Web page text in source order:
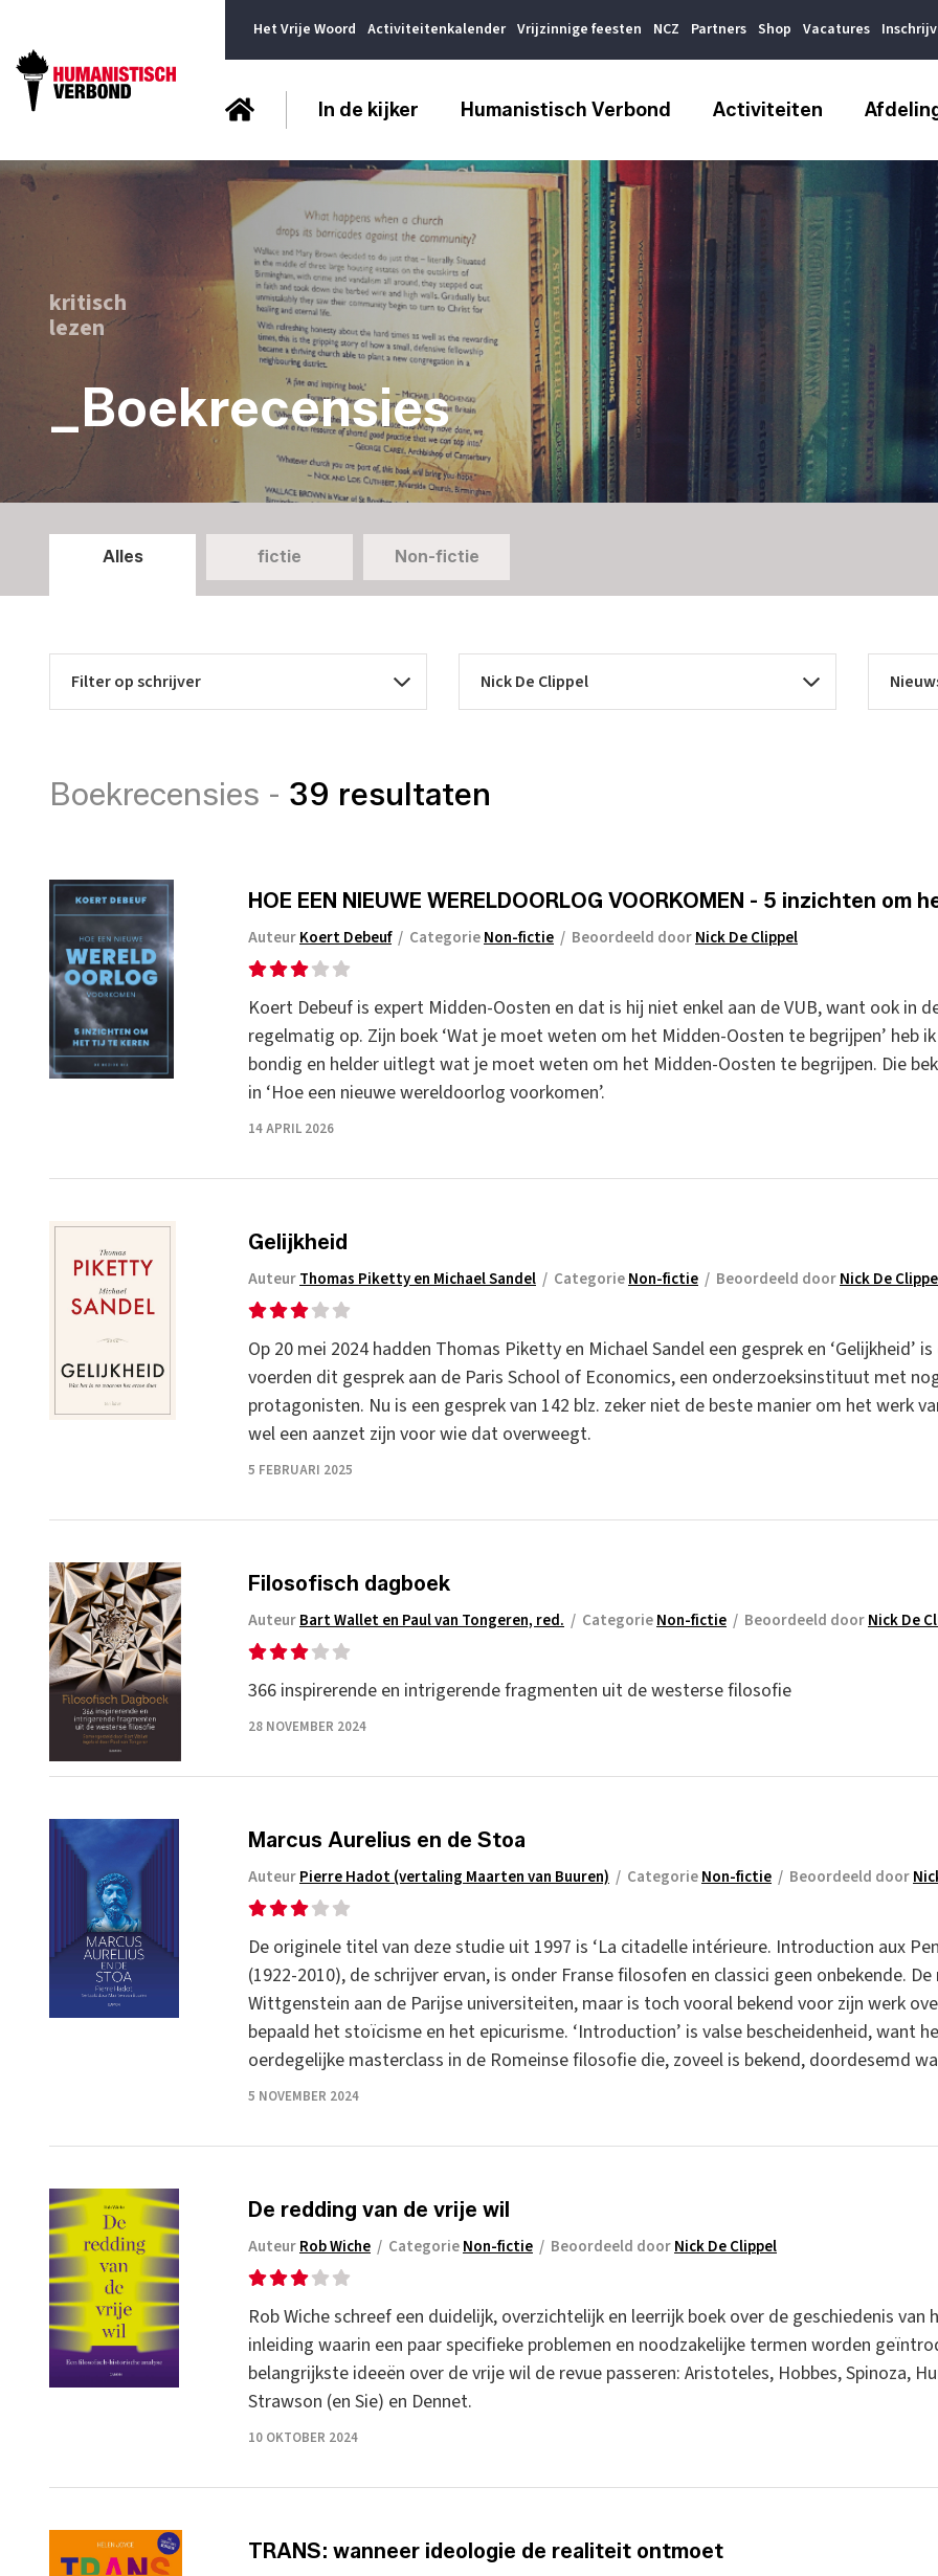
Het Vrije Woord Activiteitenkalender Vrijzinnige feesten NCZ Partners Shop Vacatures
In de kijker Humanistisch Verbond Activiteiten
kritisch
lezen
_Boekrecensies
Alles fictie Non-fictie
Boekrecensies - 39 resultaten
HOE EEN NIEUWE WERELDOORLOG VOORKOMEN - 5 inzichten om
AuteurKoert Debeuf/ CategorieNon-fictie / Beoordeeld doorNick De Clippel
Koert Debeuf is expert Midden-Oosten en dat is hij niet enkel aan de VUB, want ook in
regelmatig op. Zijn boek ‘Wat je moet weten om het Midden-Oosten te begrijpen’ heb
bondig en helder uitlegt wat je moet weten om het Midden-Oosten te begrijpen. Die
in ‘Hoe een nieuwe wereldoorlog voorkomen’.
14 APRIL 2026
Gelijkheid
AuteurThomas Piketty en Michael Sandel / CategorieNon-fictie / Beoordeeld doorNick De
Op 20 mei 2024 hadden Thomas Piketty en Michael Sandel een gesprek en ‘Gelijkheid’
voerden dit gesprek aan de Paris School of Economics, een onderzoeksinstituut met
protagonisten. Nu is een gesprek van 142 blz. zeker niet de beste manier om het werk
wel een aanzet zijn voor wie dat overweegt.
5 FEBRUARI 2025
Filosofisch dagboek
AuteurBart Wallet en Paul van Tongeren, red. / CategorieNon-fictie / Beoordeeld doorNick De
366 inspirerende en intrigerende fragmenten uit de westerse filosofie
28 NOVEMBER 2024
Marcus Aurelius en de Stoa
AuteurPierre Hadot (vertaling Maarten van Buuren) / CategorieNon-fictie / Beoordeeld door
De originele titel van deze studie uit 1997 is ‘La citadelle intérieure. Introduction aux
(1922-2010), de schrijver ervan, is onder Franse filosofen en classici geen onbekende.
Wittgenstein aan de Parijse universiteiten, maar is toch vooral bekend voor zijn werk
bepaald het stoïcisme en het epicurisme. ‘Introduction’ is valse bescheidenheid, want
oerdegelijke masterclass in de Romeinse filosofie die, zoveel is bekend, doordesemd
5 NOVEMBER 2024
De redding van de vrije wil
AuteurRob Wiche / CategorieNon-fictie / Beoordeeld doorNick De Clippel
Rob Wiche schreef een duidelijk, overzichtelijk en leerrijk boek over de geschiedenis van
inleiding waarin een paar specifieke problemen en noodzakelijke termen worden
belangrijkste ideeën over de vrije wil de revue passeren: Aristoteles, Hobbes, Spinoza,
Strawson (en Sie) en Dennet.
10 OKTOBER 2024
TRANS: wanneer ideologie de realiteit ontmoet